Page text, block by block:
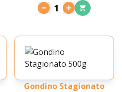
1
Gondino Stagionato